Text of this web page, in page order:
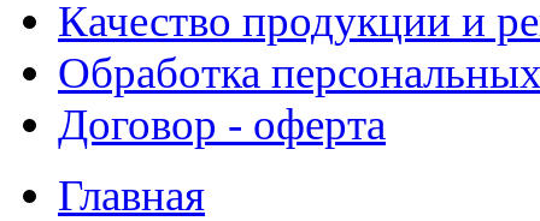
Качество продукции и
Обработка
Договор - оферта
Главная